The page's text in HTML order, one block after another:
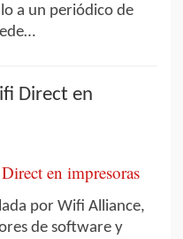
a un periódico de
Direct en
por Wifi Alliance,
de software y